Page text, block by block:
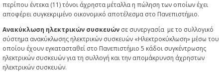
περίπου έντεκα (11) τόνοι άχρηστα μέταλλα η πώληση των οποίων έχει
αποφέρει συγκεκριμένο οικονομικό αποτέλεσμα στο Πανεπιστήμιο.
Ανακύκλωση ηλεκτρικών συσκευών σε συνεργασία με το συλλογικό
σύστημα ανακύκλωσης ηλεκτρικών συσκευών «Ηλεκτροκύκλωση» μέσω του
οποίου έχουν εγκατασταθεί στο Πανεπιστήμιο 5 κάδοι συγκέντρωσης
ηλεκτρικών συσκευών για τη συλλογή και την απομάκρυνση άχρηστων
ηλεκτρικών συσκευών.